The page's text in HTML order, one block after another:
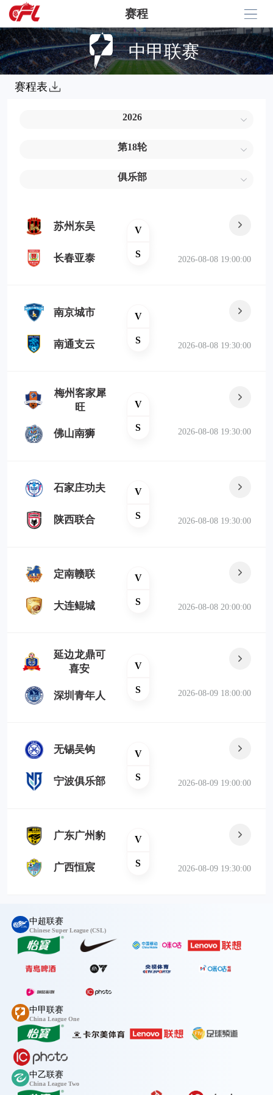
赛程
中甲联赛
赛程表
2026
第18轮
俱乐部
苏州东吴
长春亚泰
V
S
2026-08-08 19:00:00
南京城市
南通支云
V
S
2026-08-08 19:30:00
梅州客家犀
旺
佛山南狮
V
S 2026-08-08 19:30:00
石家庄功夫
陕西联合
V
S
2026-08-08 19:30:00
定南赣联
大连鲲城
V
S
2026-08-08 20:00:00
延边龙鼎可
喜安
深圳青年人
V
S 2026-08-09 18:00:00
无锡吴钩
宁波俱乐部
V
S
2026-08-09 19:00:00
广东广州豹
广西恒宸
V
S
2026-08-09 19:30:00
中超联赛
Chinese Super League (CSL)
中甲联赛
China League One
中乙联赛
China League Two